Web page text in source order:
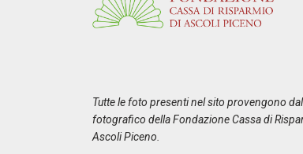
Tutte le foto presenti nel sito provengono
fotografico della Fondazione Cassa di
Ascoli Piceno.